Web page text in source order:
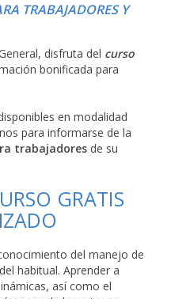
TRABAJADORES Y
disfruta del curso
bonificada para
en modalidad
para informarse de la
trabajadores de su
GRATIS
del manejo de
habitual. Aprender a
así como el